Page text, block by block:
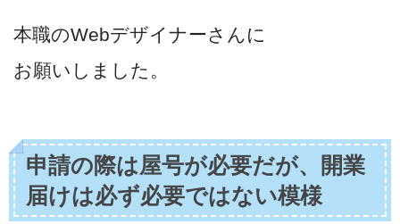
本職のWebデザイナーさんに
お願いしました。
申請の際は屋号が必要だが、開業
届けは必ず必要ではない模様